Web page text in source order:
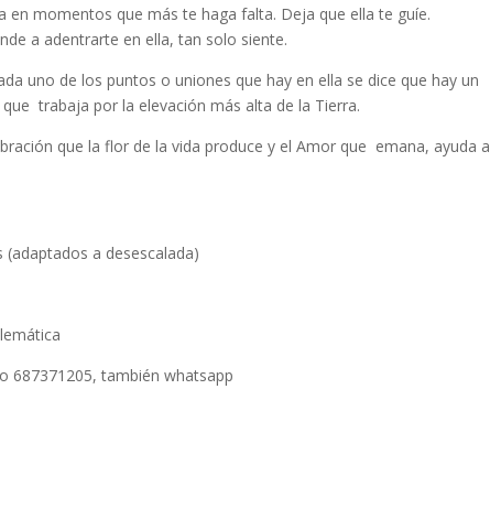
en momentos que más te haga falta. Deja que ella te guíe.
a adentrarte en ella, tan solo siente.
uno de los puntos o uniones que hay en ella se dice que hay un
que trabaja por la elevación más alta de la Tierra.
que la flor de la vida produce y el Amor que emana, ayuda a
a desescalada)
687371205, también whatsapp